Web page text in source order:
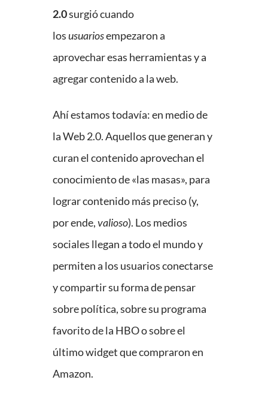
2.0surgió cuando
losusuariosempezaron a
aprovechar esas herramientas y a
agregar contenido a la web.
Ahí estamos todavía: en medio de
la Web 2.0. Aquellos que generan y
curan el contenido aprovechan el
conocimiento de «las masas», para
lograr contenido más preciso (y,
por ende,valioso). Los medios
sociales llegan a todo el mundo y
permiten a los usuarios conectarse
y compartir su forma de pensar
sobre política, sobre su programa
favorito de la HBO o sobre el
último widget que compraron en
Amazon.